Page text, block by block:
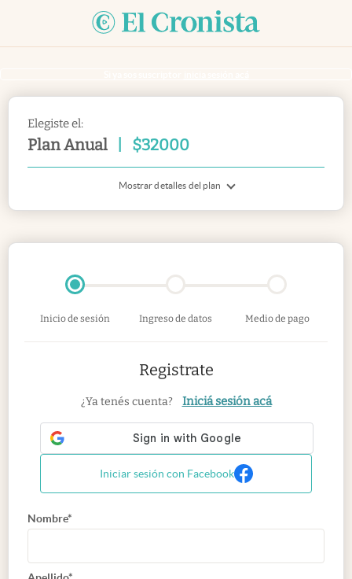
Elegiste el:
Plan Anual $32000
Mostrar detalles del plan
Inicio de sesión Ingreso de datos Medio de pago
Registrate
¿Ya tenés cuenta? Iniciá sesión acá
Iniciar sesión con Facebook
Nombre*